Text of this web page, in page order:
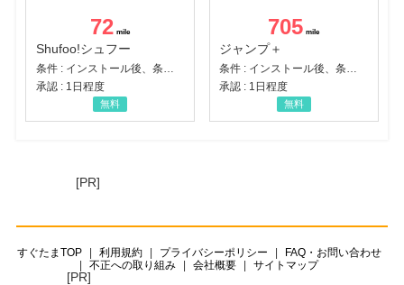
72
Shufoo!シュフー
承認 : 1日程度
無料
705
ジャンプ＋
承認 : 1日程度
無料
[PR]
すぐたまTOP 利用規約 プライバシーポリシー
FAQ・お問い合わせ
不正への取り組み
会社概要 サイトマップ
[PR]